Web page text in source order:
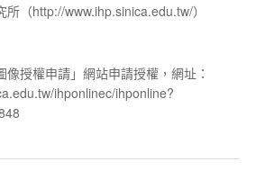
（http://www.ihp.sinica.edu.tw/）
授權申請」網站申請授權，網址：
ihponlinec/ihponline?